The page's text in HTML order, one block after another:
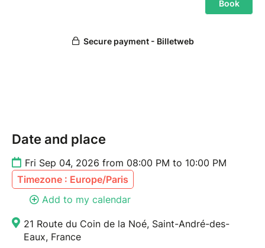
Date and place
Fri Sep 04, 2026 from 08:00 PM to 10:00 PM
Timezone : Europe/Paris
Add to my calendar
21 Route du Coin de la Noé, Saint-André-des-
Eaux, France